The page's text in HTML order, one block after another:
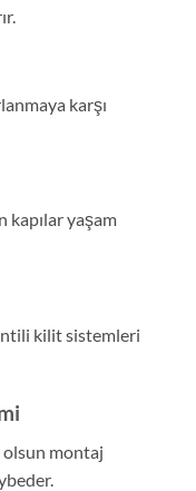
karşı
kapılar yaşam
kilit sistemleri
olsun montaj